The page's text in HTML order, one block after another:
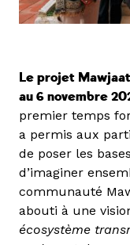
Le projet
au 6 novembre
premier temps
a permis aux
de poser les
d’imaginer
communauté
abouti à une
écosystème